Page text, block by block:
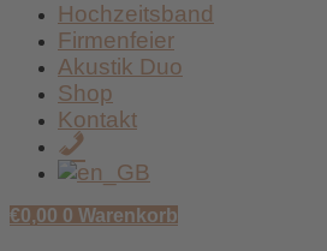
017
59
438
Hochzeitsband
Firmenfeier
Akustik Duo
Shop
Kontakt
/
017
€0,00 0 Warenkorb